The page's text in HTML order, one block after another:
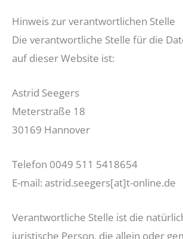
Hinweis zur verantwortlichen Stelle
Die verantwortliche Stelle für die
auf dieser Website ist:
Astrid Seegers
Meterstraße 18
30169 Hannover
Telefon 0049 511 5418654
E-mail: astrid.seegers[at]t-online.de
Verantwortliche Stelle ist die
juristische Person, die allein oder